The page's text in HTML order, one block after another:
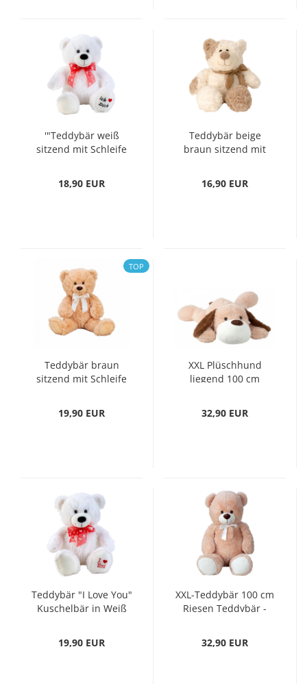
'"Teddybär weiß
sitzend mit Schleife
Kuschelbär"'
18,90 EUR
Teddybär beige
braun sitzend mit
Kuschelbär
16,90 EUR
TOP
Teddybär braun
sitzend mit Schleife
Kuschelbär
19,90 EUR
XXL Plüschhund
liegend 100 cm
32,90 EUR
Teddybär "I Love You"
Kuschelbär in Weiß
Valentinstag
19,90 EUR
XXL-Teddybär 100 cm
Riesen Teddybär -
32,90 EUR